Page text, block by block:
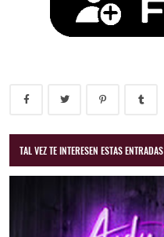
TAL VEZ TE INTERESEN ESTAS ENTRADAS